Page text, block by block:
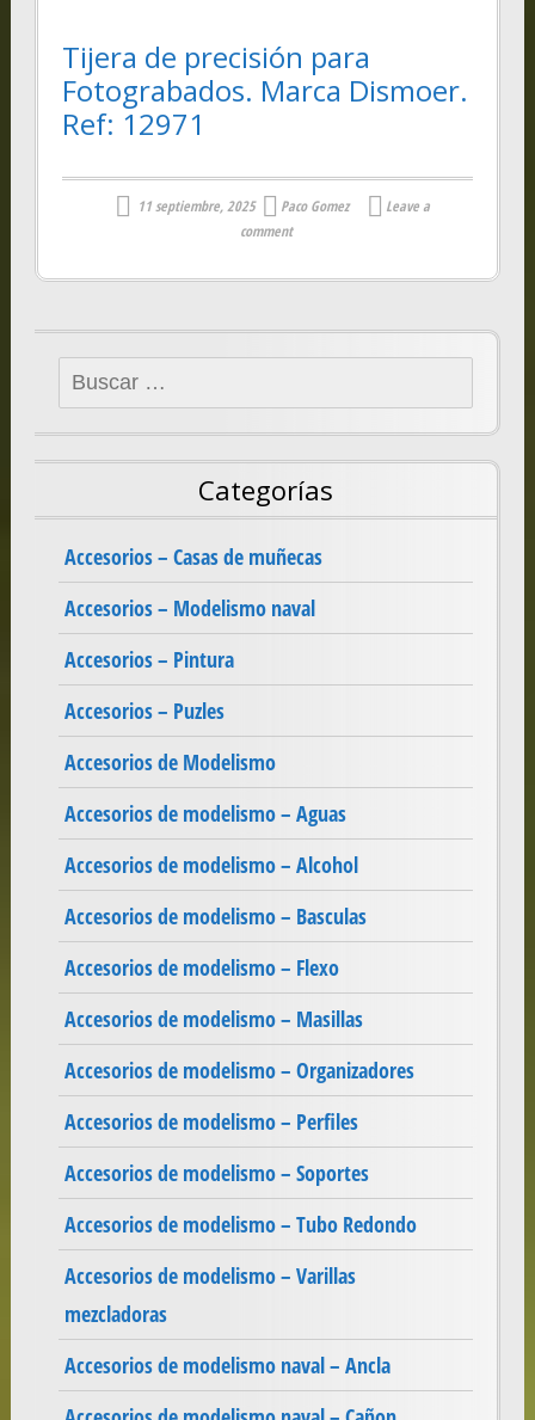
Tijera de precisión para
Fotograbados. Marca Dismoer.
Ref: 12971
11 septiembre, 2025 Paco Gomez
Leave a
comment
Buscar:
Categorías
Accesorios – Casas de muñecas
Accesorios – Modelismo naval
Accesorios – Pintura
Accesorios – Puzles
Accesorios de Modelismo
Accesorios de modelismo – Aguas
Accesorios de modelismo – Alcohol
Accesorios de modelismo – Basculas
Accesorios de modelismo – Flexo
Accesorios de modelismo – Masillas
Accesorios de modelismo – Organizadores
Accesorios de modelismo – Perfiles
Accesorios de modelismo – Soportes
Accesorios de modelismo – Tubo Redondo
Accesorios de modelismo – Varillas
mezcladoras
Accesorios de modelismo naval – Ancla